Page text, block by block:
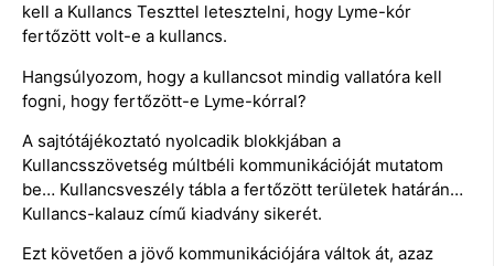
kell a Kullancs Teszttel letesztelni, hogy Lyme-kór
fertőzött volt-e a kullancs.
Hangsúlyozom, hogy a kullancsot mindig vallatóra kell
fogni, hogy fertőzött-e Lyme-kórral?
A sajtótájékoztató nyolcadik blokkjában a
Kullancsszövetség múltbéli kommunikációját mutatom
be… Kullancsveszély tábla a fertőzött területek határán…
Kullancs-kalauz című kiadvány sikerét.
Ezt követően a jövő kommunikációjára váltok át, azaz